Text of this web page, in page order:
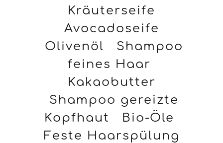
Kräuterseife
Avocadoseife
Olivenöl
Shampoo
feines Haar
Kakaobutter
Shampoo gereizte
Kopfhaut
Bio-Öle
Feste Haarspülung